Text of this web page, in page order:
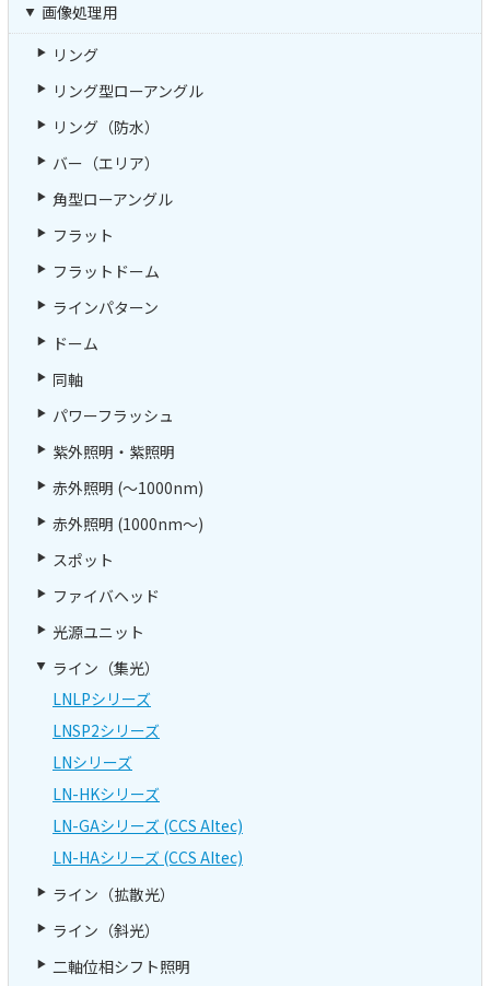
画像処理用
リング
リング型ローアングル
リング（防水）
バー（エリア）
角型ローアングル
フラット
フラットドーム
ラインパターン
ドーム
同軸
パワーフラッシュ
紫外照明・紫照明
赤外照明 (～1000nm)
赤外照明 (1000nm～)
スポット
ファイバヘッド
光源ユニット
ライン（集光）
LNLPシリーズ
LNSP2シリーズ
LNシリーズ
LN-HKシリーズ
LN-GAシリーズ (CCS AItec)
LN-HAシリーズ (CCS AItec)
ライン（拡散光）
ライン（斜光）
二軸位相シフト照明